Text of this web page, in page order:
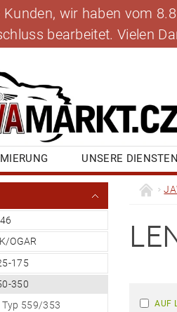
Kunden, wir haben vom
bearbeitet. Vielen
UNSERE DIENSTEN
SCHREIBEN SIE UNS
OGAR
175
350
559/353
AUF